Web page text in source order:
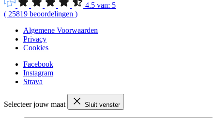
4.5 van: 5
( 25819 beoordelingen )
Algemene Voorwaarden
Privacy
Cookies
Facebook
Instagram
Strava
Selecteer jouw maat Sluit venster